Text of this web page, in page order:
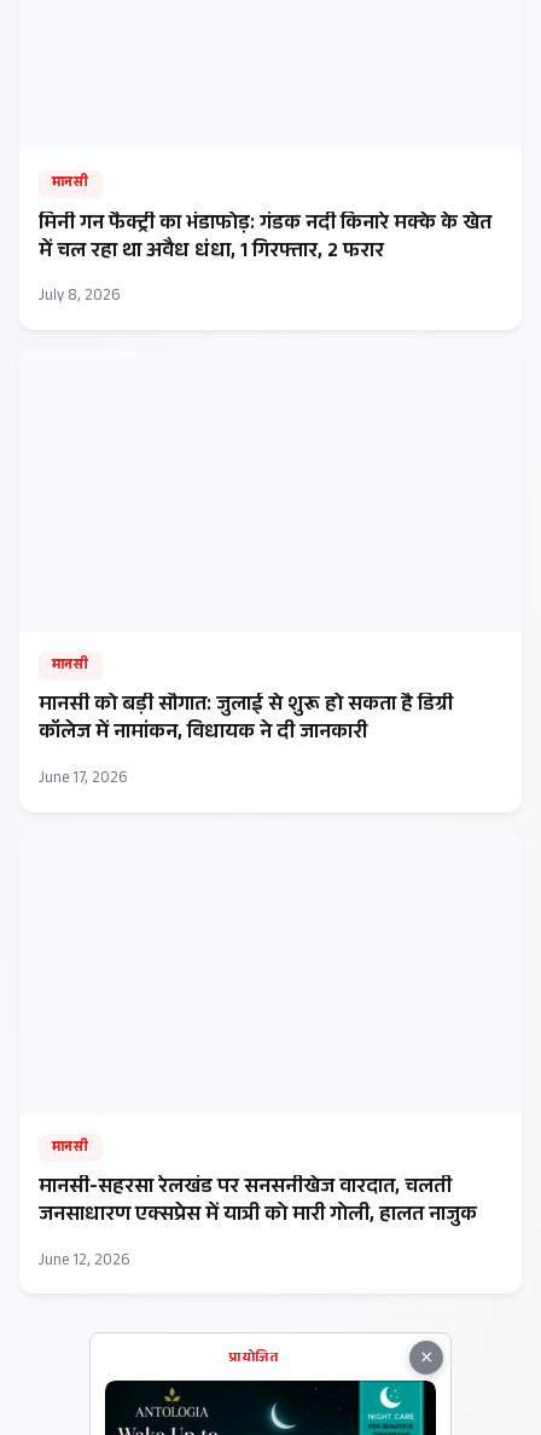
मानसी
मिनी गन फैक्ट्री का भंडाफोड़: गंडक नदी किनारे मक्के के खेत
में चल रहा था अवैध धंधा, 1 गिरफ्तार, 2 फरार
July 8, 2026
मानसी
मानसी को बड़ी सौगात: जुलाई से शुरू हो सकता है डिग्री
कॉलेज में नामांकन, विधायक ने दी जानकारी
June 17, 2026
मानसी
मानसी-सहरसा रेलखंड पर सनसनीखेज वारदात, चलती
जनसाधारण एक्सप्रेस में यात्री को मारी गोली, हालत नाजुक
June 12, 2026
×
प्रायोजित